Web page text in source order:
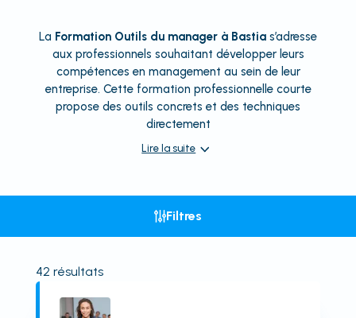
La Formation Outils du manager à Bastia s’adresse
aux professionnels souhaitant développer leurs
compétences en management au sein de leur
entreprise. Cette formation professionnelle courte
propose des outils concrets et des techniques
directement
Lire la suite
Filtres
42 résultats